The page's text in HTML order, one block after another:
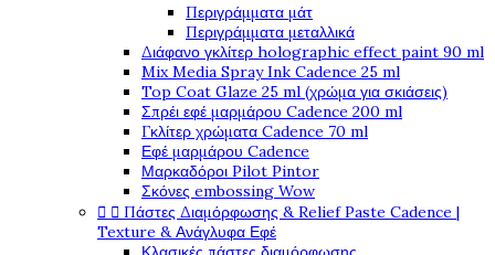
Περιγράμματα μάτ
Περιγράμματα μεταλλικά
Διάφανο γκλίτερ holographic effect paint 90 ml
Mix Media Spray Ink Cadence 25 ml
Top Coat Glaze 25 ml (χρώμα για σκιάσεις)
Σπρέι εφέ μαρμάρου Cadence 200 ml
Γκλίτερ χρώματα Cadence 70 ml
Εφέ μαρμάρου Cadence
Μαρκαδόροι Pilot Pintor
Σκόνες embossing Wow
  Πάστες Διαμόρφωσης & Relief Paste Cadence |
Texture & Ανάγλυφα Εφέ